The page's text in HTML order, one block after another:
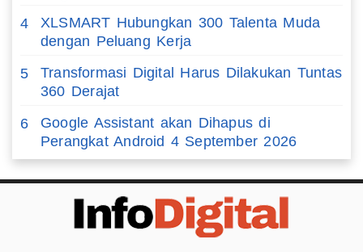
4
XLSMART Hubungkan 300 Talenta Muda
dengan Peluang Kerja
5
Transformasi Digital Harus Dilakukan Tuntas
360 Derajat
6
Google Assistant akan Dihapus di
Perangkat Android 4 September 2026